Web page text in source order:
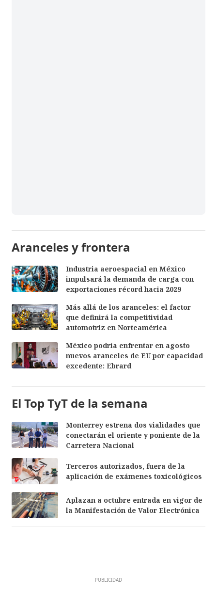
Aranceles y frontera
Industria aeroespacial en México
impulsará la demanda de carga con
exportaciones récord hacia 2029
Más allá de los aranceles: el factor
que definirá la competitividad
automotriz en Norteamérica
México podría enfrentar en agosto
nuevos aranceles de EU por capacidad
excedente: Ebrard
El Top TyT de la semana
Monterrey estrena dos vialidades que
conectarán el oriente y poniente de la
Carretera Nacional
Terceros autorizados, fuera de la
aplicación de exámenes toxicológicos
Aplazan a octubre entrada en vigor de
la Manifestación de Valor Electrónica
PUBLICIDAD